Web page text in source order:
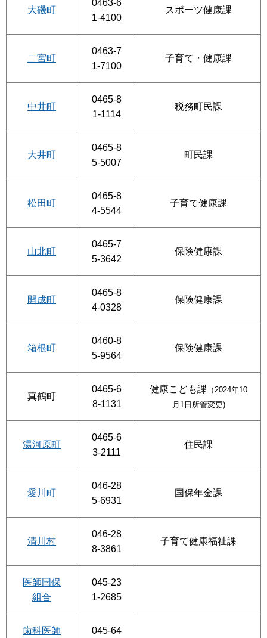
大磯町
0463-6
1-4100
スポーツ健康課
二宮町
0463-7
1-7100
子育て・健康課
中井町
0465-8
1-1114
税務町民課
大井町
0465-8
5-5007
町民課
松田町
0465-8
4-5544
子育て健康課
山北町
0465-7
5-3642
保険健康課
開成町
0465-8
4-0328
保険健康課
箱根町
0460-8
5-9564
保険健康課
真鶴町
0465-6
8-1131
健康こども課 （2024年10
月1日所管変更)
湯河原町
0465-6
3-2111
住民課
愛川町
046-28
5-6931
国保年金課
清川村
046-28
8-3861
子育て健康福祉課
医師国保
組合
045-23
1-2685
歯科医師
045-64